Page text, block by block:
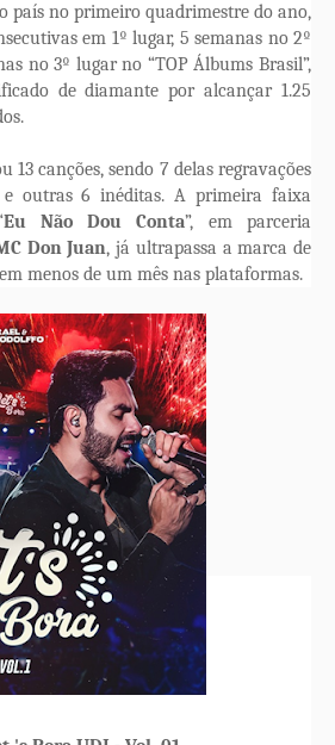
país no primeiro quadrimestre do ano,
em 1º lugar, 5 semanas no 2º
no 3º lugar no “TOP Álbums Brasil”,
de diamante por alcançar 1.25
13 canções, sendo 7 delas regravações
outras 6 inéditas. A primeira faixa
Eu Não Dou Conta”, em parceria
Don Juan, já ultrapassa a marca de
menos de um mês nas plataformas.